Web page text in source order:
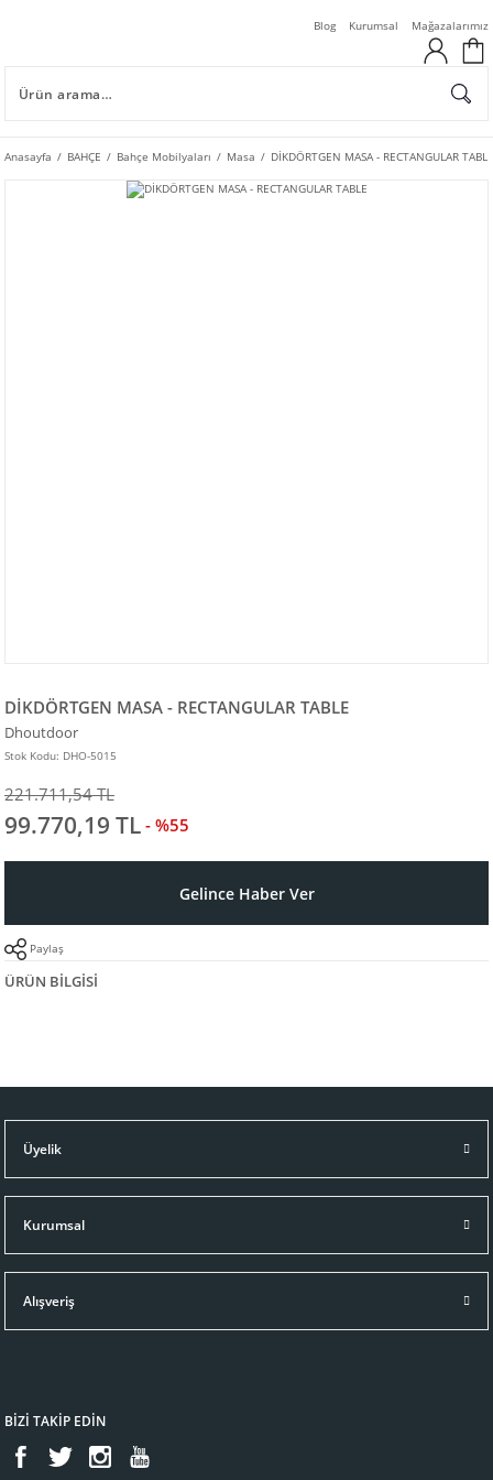
Blog Kurumsal Mağazalarımız
Anasayfa BAHÇE Bahçe Mobilyaları Masa DİKDÖRTGEN MASA - RECTANGULAR TABLE
DİKDÖRTGEN MASA - RECTANGULAR TABLE
Dhoutdoor
Stok Kodu: DHO-5015
221.711,54 TL
99.770,19 TL - %55
Gelince Haber Ver
Paylaş
ÜRÜN BILGISI
Üyelik
Kurumsal
Alışveriş
BİZİ TAKİP EDİN